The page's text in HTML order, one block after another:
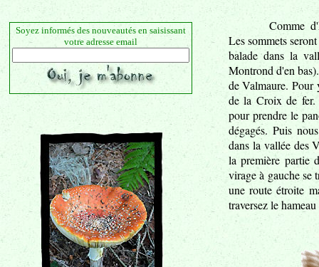
Soyez informés des nouveautés en saisissant
votre adresse email
Comme
Les sommets
balade dans la
Montrond d'en
de Valmaure. Pour
de la Croix de fer.
pour prendre le
dégagés. Puis
dans la vallée des
la première partie
virage à gauche se
une route étroite
traversez le